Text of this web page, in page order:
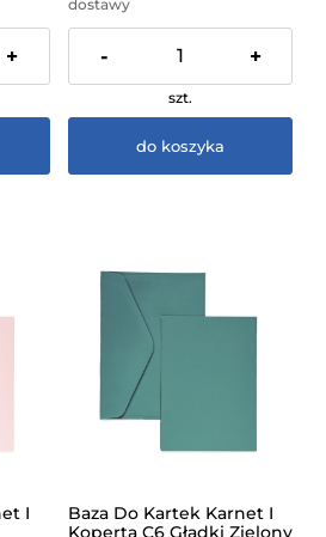
+
dostawy
- +
szt.
do koszyka
I
Baza Do Kartek Karnet I
Koperta C6 Gładki Zielony